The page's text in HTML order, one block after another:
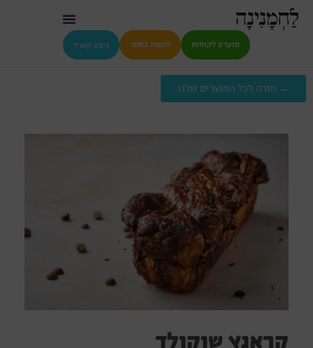
מועדון לקוחות הזמנה באתר גיפט קארד
→ חזרה לכל המוצרים שלנו
קראנץ שוקולד